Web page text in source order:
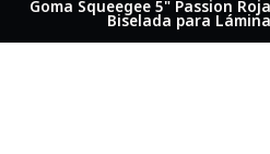
Goma Squeegee 5" Passion
Biselada para